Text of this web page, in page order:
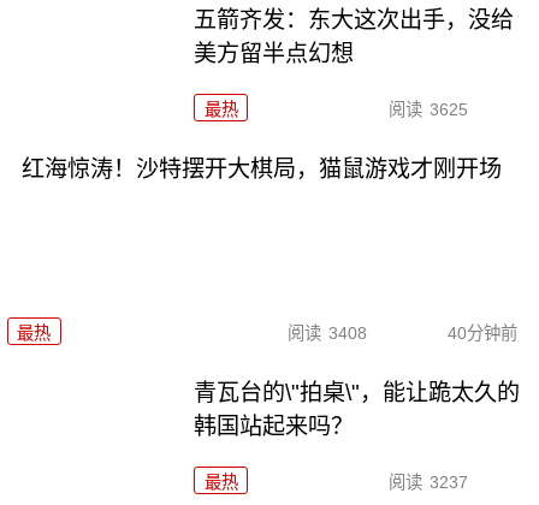
五箭齐发：东大这次出手，没给
美方留半点幻想
最热 阅读 3625
红海惊涛！沙特摆开大棋局，猫鼠游戏才刚开场
最热 阅读 3408 40分钟前
青瓦台的\"拍桌\"，能让跪太久的
韩国站起来吗？
最热 阅读 3237